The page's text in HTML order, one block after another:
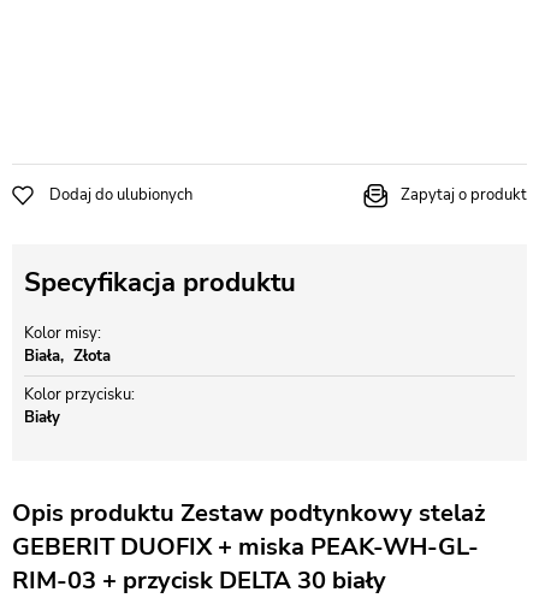
Dodaj do ulubionych Zapytaj o produkt
Specyfikacja produktu
Kolor misy
Biała
Złota
Kolor przycisku
Biały
Opis produktu Zestaw podtynkowy stelaż
GEBERIT DUOFIX + miska PEAK-WH-GL-
RIM-03 + przycisk DELTA 30 biały